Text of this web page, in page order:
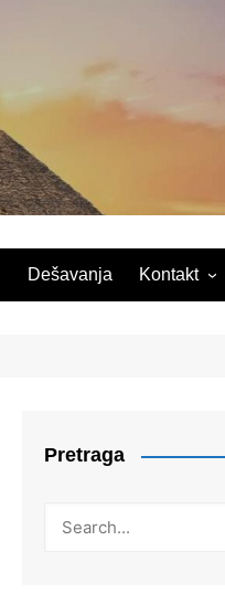
Dešavanja Kontakt
Pretraga